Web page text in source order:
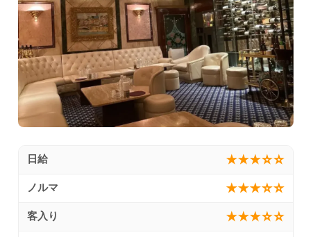
日給 ★★★☆☆
ノルマ ★★★☆☆
客入り ★★★☆☆